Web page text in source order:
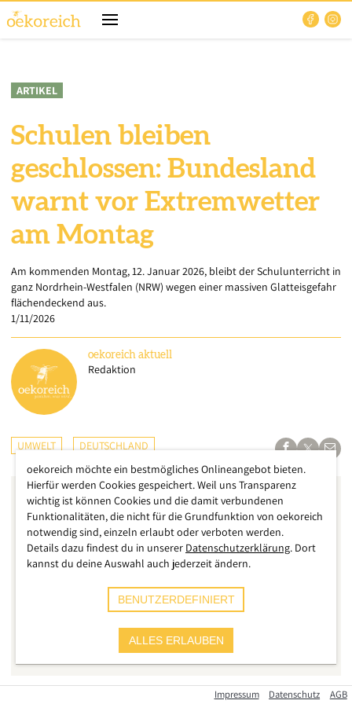
ARTIKEL
Schulen bleiben
geschlossen: Bundesland
warnt vor Extremwetter
am Montag
Am kommenden Montag, 12. Januar 2026, bleibt der Schulunterricht in
ganz Nordrhein-Westfalen (NRW) wegen einer massiven Glatteisgefahr
flächendeckend aus.
1/11/2026
oekoreich aktuell
Redaktion
UMWELT DEUTSCHLAND
Impressum Datenschutz AGB
oekoreich möchte ein bestmögliches Onlineangebot bieten.
Hierfür werden Cookies gespeichert. Weil uns Transparenz
wichtig ist können Cookies und die damit verbundenen
Funktionalitäten, die nicht für die Grundfunktion von oekoreich
notwendig sind, einzeln erlaubt oder verboten werden.
Details dazu findest du in unserer Datenschutzerklärung. Dort
kannst du deine Auswahl auch jederzeit ändern.
BENUTZERDEFINIERT
ALLES ERLAUBEN